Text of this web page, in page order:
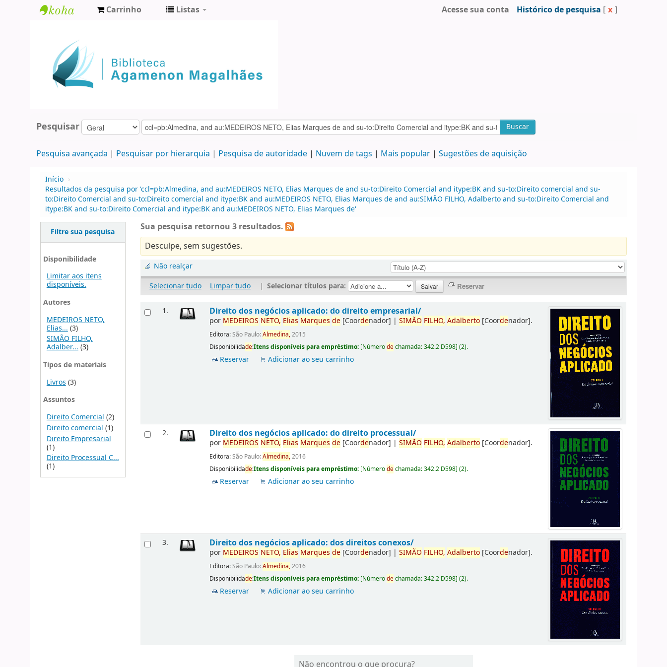
Agamenon
Magalhães
Carrinho Listas Acesse sua conta Histórico de pesquisa [ x ]
Pesquisar Buscar
Pesquisa avançada Pesquisar por hierarquia Pesquisa de autoridade Nuvem de tags Mais popular Sugestões de aquisição
Início ›
Resultados da pesquisa por 'ccl=pb:Almedina, and au:MEDEIROS NETO, Elias Marques de and su-to:Direito Comercial and itype:BK and su-to:Direito comercial and su-
to:Direito Comercial and su-to:Direito comercial and itype:BK and au:MEDEIROS NETO, Elias Marques de and au:SIMÃO FILHO, Adalberto and su-to:Direito Comercial and
itype:BK and su-to:Direito Comercial and itype:BK and au:MEDEIROS NETO, Elias Marques de'
Filtre sua pesquisa
Disponibilidade
Limitar aos itens
disponíveis.
Autores
MEDEIROS NETO,
Elias... (3)
SIMÃO FILHO,
Adalber...(3)
Tipos de materiais
Livros (3)
Assuntos
Direito Comercial (2)
Direito comercial (1)
Direito Empresarial
(1)
Direito Processual C...
(1)
Sua pesquisa retornou 3 resultados.
Desculpe, sem sugestões.
Não realçar
Selecionar tudo
Limpar tudo | Selecionar títulos para:
1. Direito dos negócios aplicado: do direito empresarial/
por MEDEIROS NETO, Elias Marques de [Coordenador] |SIMÃO FILHO, Adalberto [Coordenador].
Editora:São Paulo:Almedina,2015
Disponibilidade:Itens disponíveis para empréstimo: [Númerodechamada:342.2 D598](2).
Reservar Adicionar ao seu carrinho
2. Direito dos negócios aplicado: do direito processual/
por MEDEIROS NETO, Elias Marques de [Coordenador] |SIMÃO FILHO, Adalberto [Coordenador].
Editora:São Paulo:Almedina,2016
Disponibilidade:Itens disponíveis para empréstimo: [Númerodechamada:342.2 D598](2).
Reservar Adicionar ao seu carrinho
3. Direito dos negócios aplicado: dos direitos conexos/
por MEDEIROS NETO, Elias Marques de [Coordenador] |SIMÃO FILHO, Adalberto [Coordenador].
Editora:São Paulo:Almedina,2016
Disponibilidade:Itens disponíveis para empréstimo: [Númerodechamada:342.2 D598](2).
Reservar Adicionar ao seu carrinho